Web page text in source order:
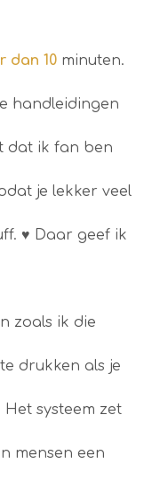
dan 10 minuten.
handleidingen
dat ik fan ben
je lekker veel
♥ Daar geef ik
zoals ik die
drukken als je
systeem zet
mensen een